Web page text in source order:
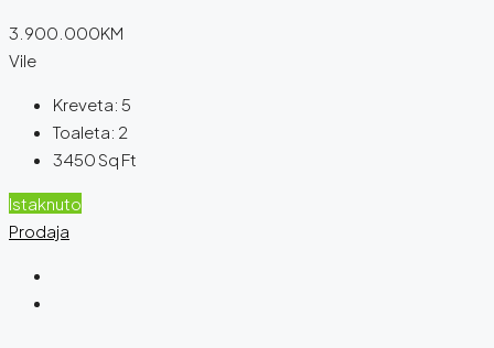
3.900.000KM
Vile
Kreveta: 5
Toaleta: 2
3450Sq Ft
Istaknuto
Prodaja